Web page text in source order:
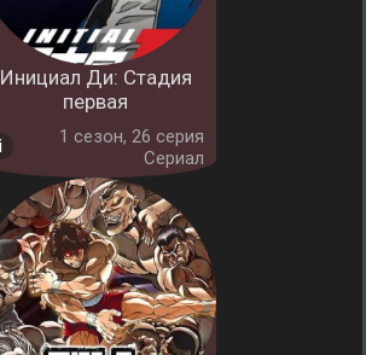
Инициал Ди: Стадия
первая
1 cезон, 26 серия
Сериал